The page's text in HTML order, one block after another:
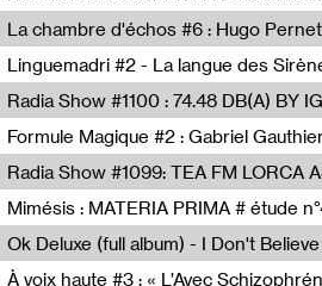
Jimmy Peggie,radioart106
La chambre d'échos #6 : Hugo Pernet
Revue Les Chambres,Hugo Pernet
Linguemadri #2 - La langue des
Meris Angioletti
radio x
Formule Magique #2 : Gabriel
Nathalie Lacroix,Gabriel Gauthier
TEAFM
Francesco Russo,Scuola della Crisi
À voix haute #3 : « L’Avec